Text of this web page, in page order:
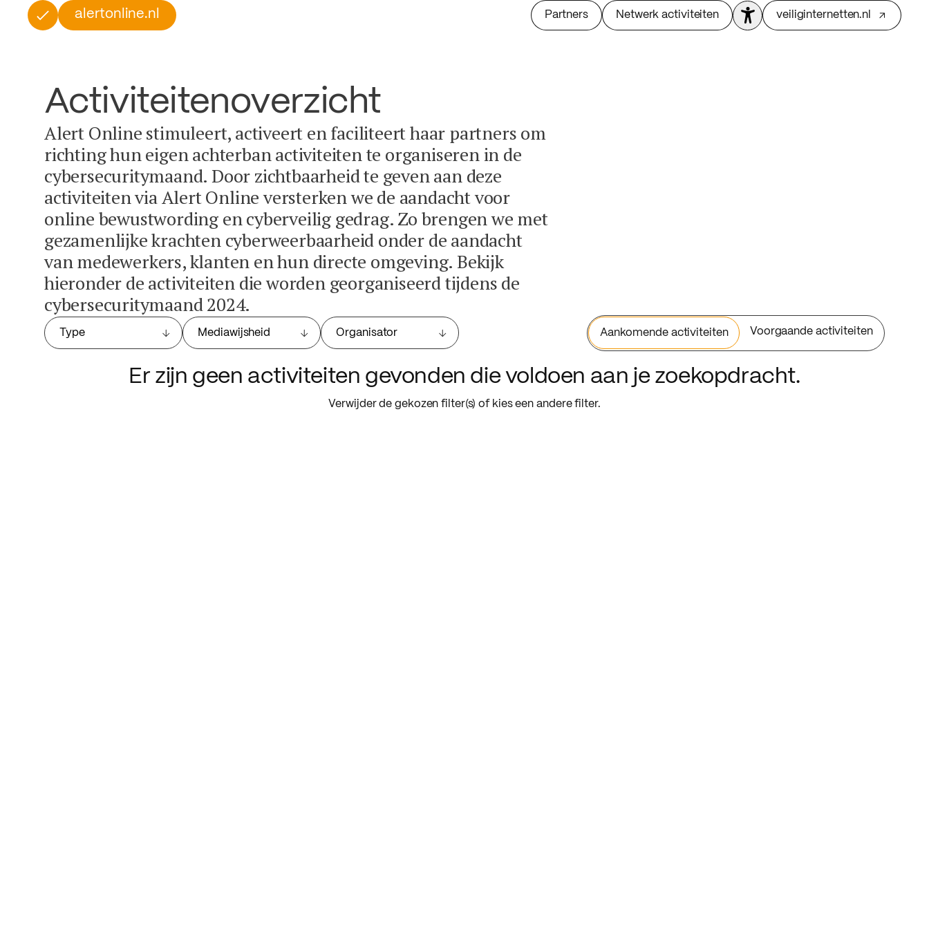
alertonline.nl Partners Netwerk activiteiten veiliginternetten.nl
Activiteitenoverzicht
Alert Online stimuleert, activeert en faciliteert haar partners om
richting hun eigen achterban activiteiten te organiseren in de
cybersecuritymaand. Door zichtbaarheid te geven aan deze
activiteiten via Alert Online versterken we de aandacht voor
online bewustwording en cyberveilig gedrag. Zo brengen we met
gezamenlijke krachten cyberweerbaarheid onder de aandacht
van medewerkers, klanten en hun directe omgeving. Bekijk
hieronder de activiteiten die worden georganiseerd tijdens de
cybersecuritymaand 2024.
Type Mediawijsheid Organisator Aankomende activiteiten Voorgaande activiteiten
Er zijn geen activiteiten gevonden die voldoen aan je zoekopdracht.
Verwijder de gekozen filter(s) of kies een andere filter.